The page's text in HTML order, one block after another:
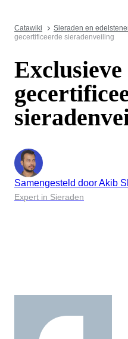
Catawiki Sieraden en
gecertificeerde sieradenveiling
Exclusieve
Samengesteld doorAkib
Expert in Sieraden